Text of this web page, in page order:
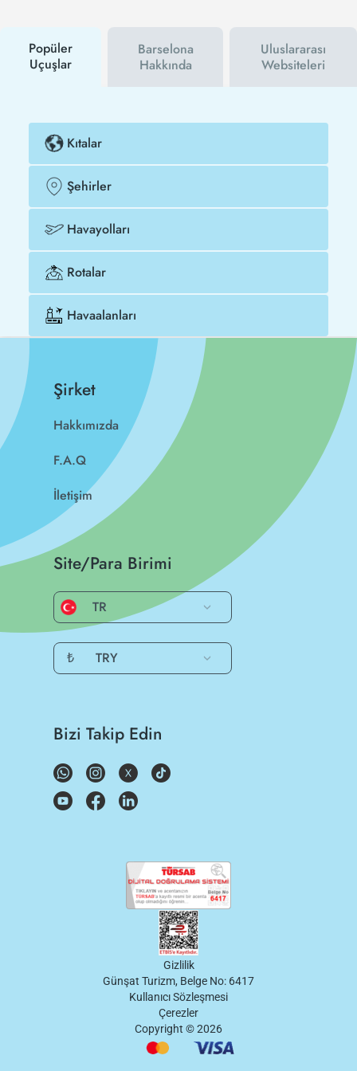
Popüler
Uçuşlar
Barselona
Hakkında
Uluslararası
Websiteleri
Kıtalar
Şehirler
Havayolları
Rotalar
Havaalanları
Şirket
Hakkımızda
F.A.Q
İletişim
Site/Para Birimi
TR
₺ TRY
Bizi Takip Edin
Gizlilik
Günşat Turizm, Belge No: 6417
Kullanıcı Sözleşmesi
Çerezler
Copyright ©2026